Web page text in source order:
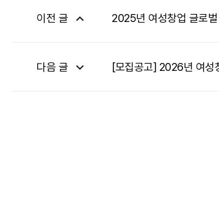
이전 글 2025년 여성창업 글로
다음 글 [모집공고] 2026년 여성